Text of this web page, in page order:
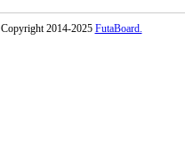
Copyright 2014-2025 FutaBoard.